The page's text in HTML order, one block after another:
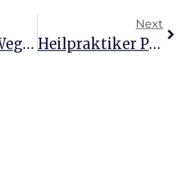
Natürliche Wege: Heilpraktiker-Tipps Bei Bluthochdruck
Next
Heilpraktiker Psychotherapie: Prüfung Meistern Leicht Gemacht